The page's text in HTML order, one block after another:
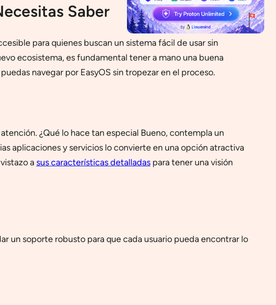
Saber
para quienes buscan un sistema fácil de usar sin
ecosistema, es fundamental tener a mano una buena
navegar por EasyOS sin tropezar en el proceso.
¿Qué lo hace tan especial Bueno, contempla un
aplicaciones y servicios lo convierte en una opción atractiva
a sus características detalladaspara tener una visión
un soporte robusto para que cada usuario pueda encontrar lo